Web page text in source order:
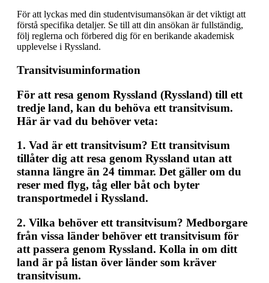
För att lyckas med din studentvisumansökan är det viktigt att
förstå specifika detaljer. Se till att din ansökan är fullständig,
följ reglerna och förbered dig för en berikande akademisk
upplevelse i Ryssland.
Transitvisuminformation
För att resa genom Ryssland (Ryssland) till ett
tredje land, kan du behöva ett transitvisum.
Här är vad du behöver veta:
1. Vad är ett transitvisum? Ett transitvisum
tillåter dig att resa genom Ryssland utan att
stanna längre än 24 timmar. Det gäller om du
reser med flyg, tåg eller båt och byter
transportmedel i Ryssland.
2. Vilka behöver ett transitvisum? Medborgare
från vissa länder behöver ett transitvisum för
att passera genom Ryssland. Kolla in om ditt
land är på listan över länder som kräver
transitvisum.